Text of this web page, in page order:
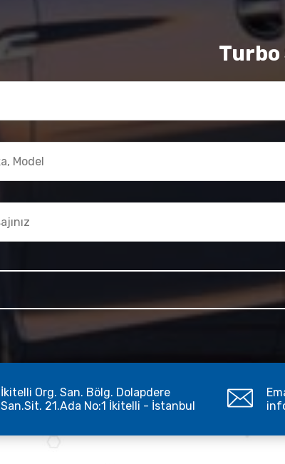
Turbo
İkitelli Org. San. Bölg. Dolapdere
San.Sit. 21.Ada No:1 İkitelli - İstanbul